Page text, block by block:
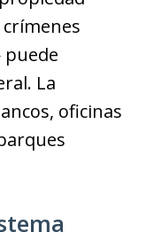
La
oficinas